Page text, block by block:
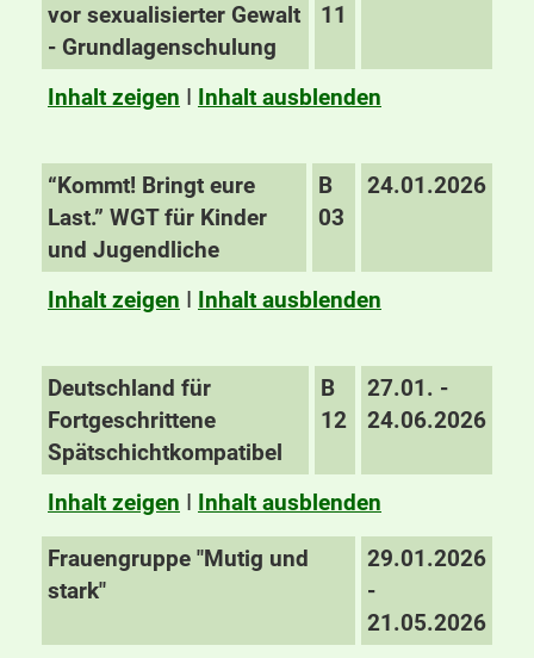
vor sexualisierter Gewalt
- Grundlagenschulung
11
Inhalt zeigen I Inhalt ausblenden
“Kommt! Bringt eure
Last.” WGT für Kinder
und Jugendliche
B
03
24.01.2026
Inhalt zeigen I Inhalt ausblenden
Deutschland für
Fortgeschrittene
Spätschichtkompatibel
B
12
27.01. -
24.06.2026
Inhalt zeigen I Inhalt ausblenden
Frauengruppe "Mutig und
stark"
29.01.2026
-
21.05.2026